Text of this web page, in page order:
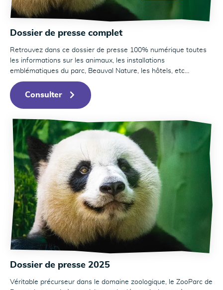
Dossier de presse complet
Retrouvez dans ce dossier de presse 100% numérique toutes
les informations sur les animaux, les installations
emblématiques du parc, Beauval Nature, les hôtels, etc…
Consulter
Dossier de presse 2025
Véritable précurseur dans le domaine zoologique, le ZooParc de